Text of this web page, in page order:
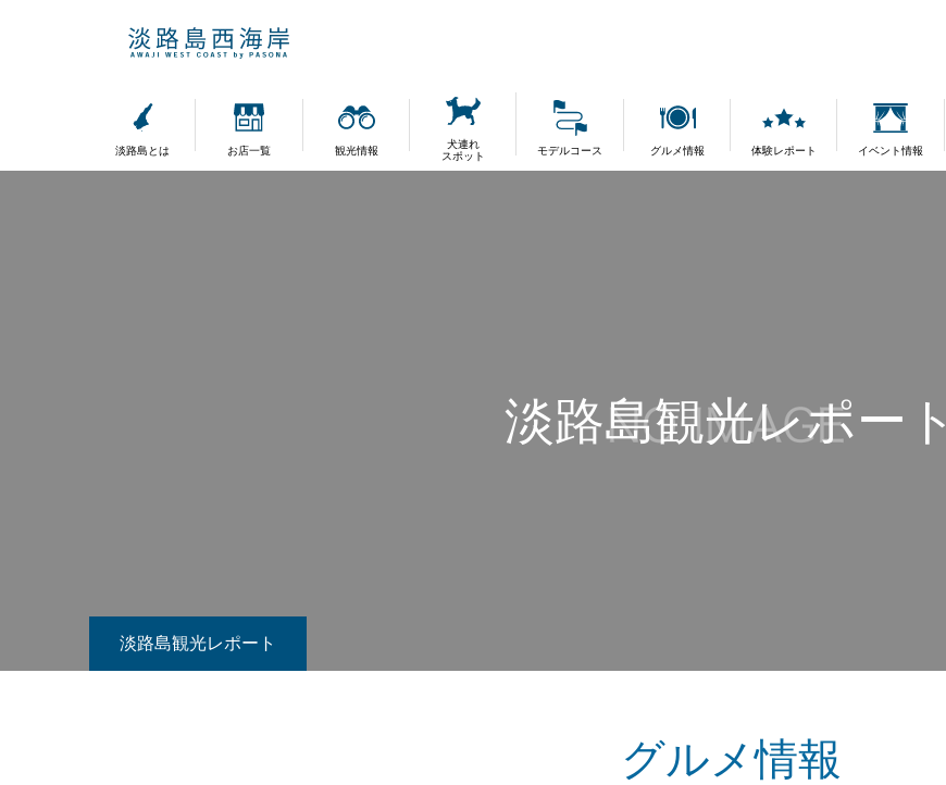
淡路島とは お店一覧 観光情報
犬連れ
スポット
モデルコース グルメ情報 体験レポート イベント情報
淡路島観光レポート
淡路島観光レポート
グルメ情報